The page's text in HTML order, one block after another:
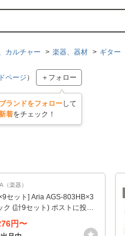
カルチャー 楽器、器材 ギター
ページ ） ＋フォロー
ブランドをフォローして
着をチェック！
（楽器）
セット] Aria AGS-803HB×3
ク (計9セット) ポストに投函
キ弦3セットパック×3
円〜